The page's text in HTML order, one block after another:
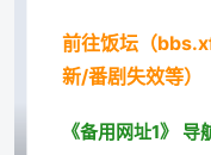
前往饭坛（
新/番剧失效等）
《备用网址1》 导